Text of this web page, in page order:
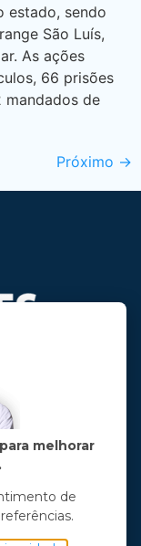
estado, sendo
São Luís,
As ações
66 prisões
mandados de
Próximo →
filosofia
política
Notícias
melhorar
de